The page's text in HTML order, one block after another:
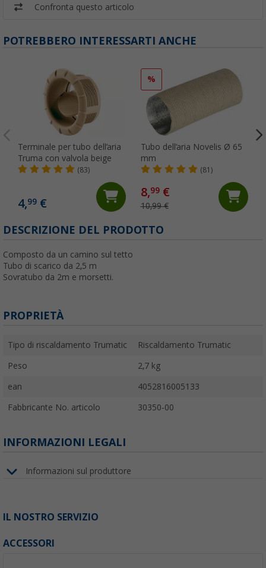
Confronta questo articolo
POTREBBERO INTERESSARTI ANCHE
Terminale per tubo dell’aria
Truma con valvola beige
(83)
4,99 €
%
Tubo dell’aria Novelis Ø 65
mm
(81)
8,99€
10,99 €
DESCRIZIONE DEL PRODOTTO
Composto da un camino sul tetto
Tubo di scarico da 2,5 m
Sovratubo da 2m e morsetti.
PROPRIETÀ
Tipo di riscaldamento Trumatic Riscaldamento Trumatic
Peso 2,7 kg
ean 4052816005133
Fabbricante No. articolo 30350-00
INFORMAZIONI LEGALI
Informazioni sul produttore
IL NOSTRO SERVIZIO
ACCESSORI